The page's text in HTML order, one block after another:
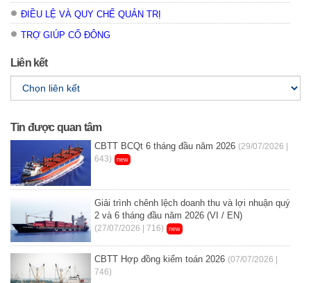
ĐIỀU LỆ VÀ QUY CHẾ QUẢN TRỊ
TRỢ GIÚP CỔ ĐÔNG
Liên kết
Tin được quan tâm
CBTT BCQt 6 tháng đầu năm 2026 (29/07/2026 |
643)
new
Giải trình chênh lệch doanh thu và lợi nhuận quý
2 và 6 tháng đầu năm 2026 (VI / EN)
(27/07/2026 | 716) new
CBTT Hợp đồng kiểm toán 2026 (07/07/2026 |
746)